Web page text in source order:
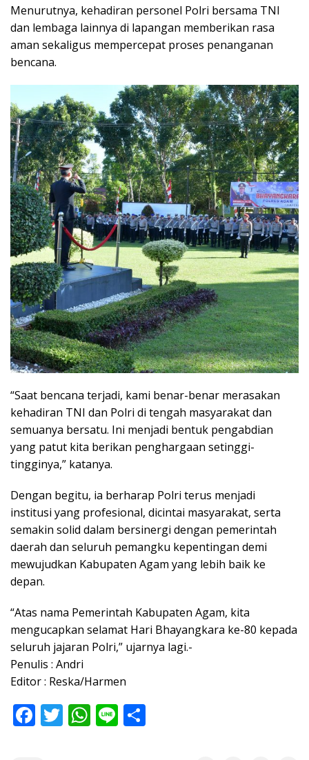
Menurutnya, kehadiran personel Polri bersama TNI
dan lembaga lainnya di lapangan memberikan rasa
aman sekaligus mempercepat proses penanganan
bencana.
“Saat bencana terjadi, kami benar-benar merasakan
kehadiran TNI dan Polri di tengah masyarakat dan
semuanya bersatu. Ini menjadi bentuk pengabdian
yang patut kita berikan penghargaan setinggi-
tingginya,” katanya.
Dengan begitu, ia berharap Polri terus menjadi
institusi yang profesional, dicintai masyarakat, serta
semakin solid dalam bersinergi dengan pemerintah
daerah dan seluruh pemangku kepentingan demi
mewujudkan Kabupaten Agam yang lebih baik ke
depan.
“Atas nama Pemerintah Kabupaten Agam, kita
mengucapkan selamat Hari Bhayangkara ke-80 kepada
seluruh jajaran Polri,” ujarnya lagi.-
Penulis : Andri
Editor : Reska/Harmen
F T W Li